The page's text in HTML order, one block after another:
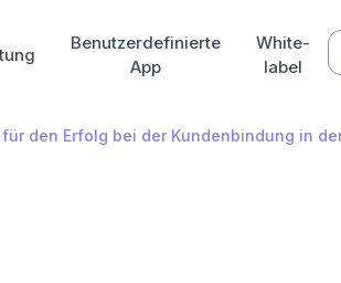
Benutzerdefinierte
App
White-
label
den Erfolg bei der Kundenbindung in